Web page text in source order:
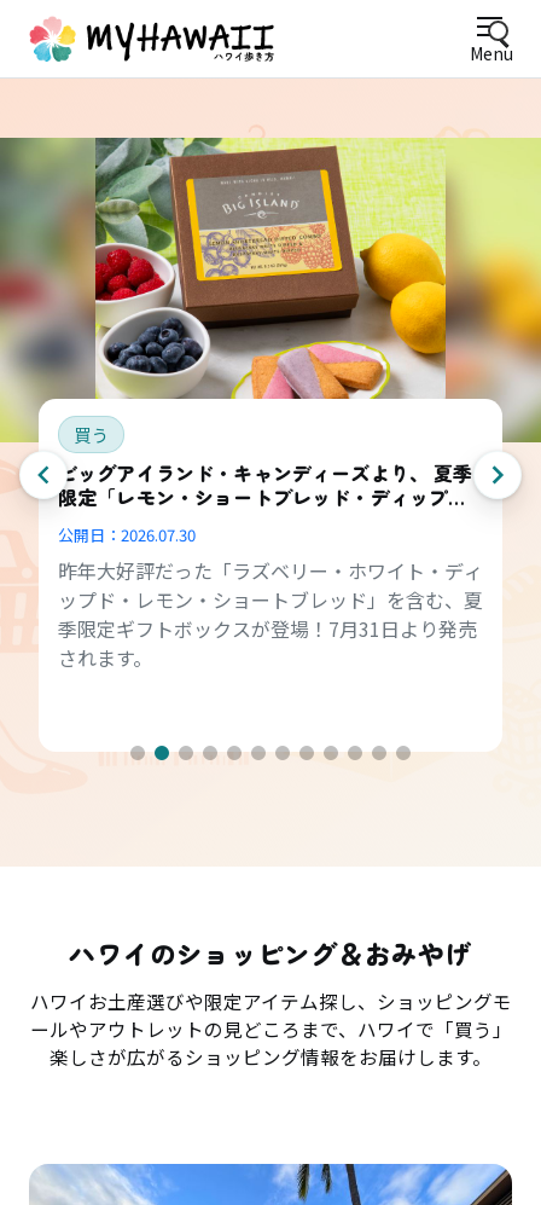
Menu
買う
ビッグアイランド・キャンディーズより、 夏季
限定「レモン・ショートブレッド・ディップ
公開日： 2026.07.30
昨年大好評だった「ラズベリー・ホワイト・ディ
ップド・レモン・ショートブレッド」を含む、夏
季限定ギフトボックスが登場！7月31日より発売
されます。
ハワイのショッピング＆おみやげ
ハワイお土産選びや限定アイテム探し、ショッピングモ
ールやアウトレットの見どころまで、ハワイで「買う」
楽しさが広がるショッピング情報をお届けします。